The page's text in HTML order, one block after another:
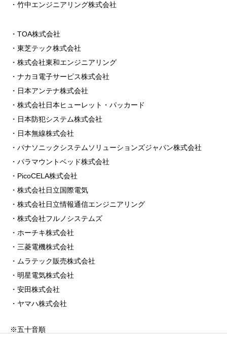
・竹中エンジニアリング株式会社
・TOA株式会社
・東芝テック株式会社
・株式会社東和エンジニアリング
・ナカヨ電子サーピス株式会社
・日本アンテナ株式会社
・株式会社日本ヒューレット・パッカード
・日本防犯システム株式会社
・日本無線株式会社
・パナソニックシステムソリューションズジャパン株式会社
・パラマウントベッド株式会社
・PicoCELA株式会社
・株式会社日立国際電気
・株式会社日立情報通信エンジニアリング
・株式会社フルノシステムズ
・ホーチキ株式会社
・三菱電機株式会社
・ムラテック販売株式会社
・明星電気株式会社
・安田株式会社
・ヤマハ株式会社
※五十音順